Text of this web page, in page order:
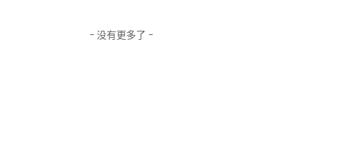
- 没有更多了 -